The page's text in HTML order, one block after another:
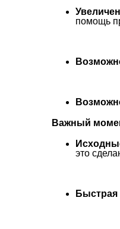
помощь
Важный
это
Быстрая